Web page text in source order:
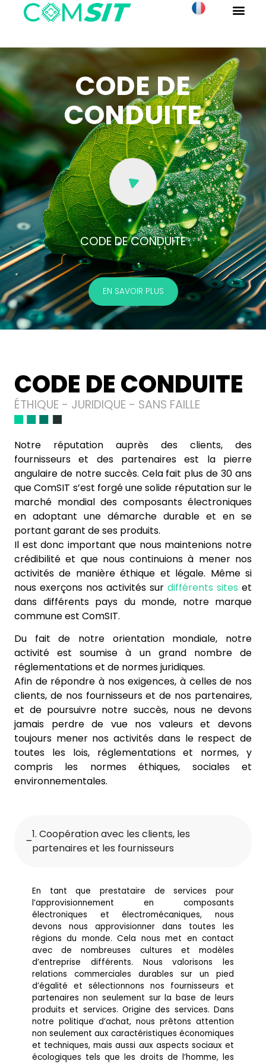
CODE DE
CONDUITE
CODE DE CONDUITE
EN SAVOIR PLUS
CODE DE CONDUITE
ÉTHIQUE - JURIDIQUE - SANS FAILLE
Notre réputation auprès des clients, des
fournisseurs et des partenaires est la pierre
angulaire de notre succès. Cela fait plus de 30 ans
que ComSIT s’est forgé une solide réputation sur le
marché mondial des composants électroniques
en adoptant une démarche durable et en se
portant garant de ses produits.
Il est donc important que nous maintenions notre
crédibilité et que nous continuions à mener nos
activités de manière éthique et légale. Même si
nous exerçons nos activités sur différents sites et
dans différents pays du monde, notre marque
commune est ComSIT.
Du fait de notre orientation mondiale, notre
activité est soumise à un grand nombre de
réglementations et de normes juridiques.
Afin de répondre à nos exigences, à celles de nos
clients, de nos fournisseurs et de nos partenaires,
et de poursuivre notre succès, nous ne devons
jamais perdre de vue nos valeurs et devons
toujours mener nos activités dans le respect de
toutes les lois, réglementations et normes, y
compris les normes éthiques, sociales et
environnementales.
1. Coopération avec les clients, les
partenaires et les fournisseurs
En tant que prestataire de services pour
l’approvisionnement en composants
électroniques et électromécaniques, nous
devons nous approvisionner dans toutes les
régions du monde. Cela nous met en contact
avec de nombreuses cultures et modèles
d’entreprise différents. Nous valorisons les
relations commerciales durables sur un pied
d’égalité et sélectionnons nos fournisseurs et
partenaires non seulement sur la base de leurs
produits et services. Origine des services. Dans
notre politique d’achat, nous prêtons attention
non seulement aux caractéristiques économiques
et techniques, mais aussi aux aspects sociaux et
écologiques tels que les droits de l’homme, les